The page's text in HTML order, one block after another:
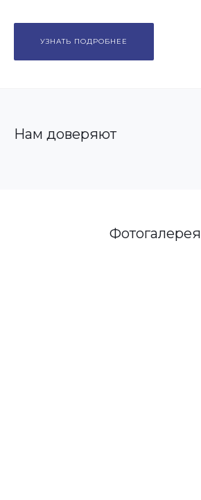
УЗНАТЬ ПОДРОБНЕЕ
Нам доверяют
Фотогалерея